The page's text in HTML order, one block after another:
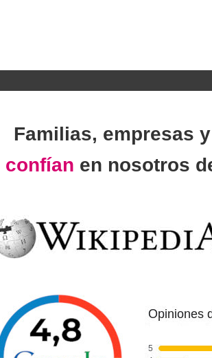
Familias, empresas
confían en nosotros